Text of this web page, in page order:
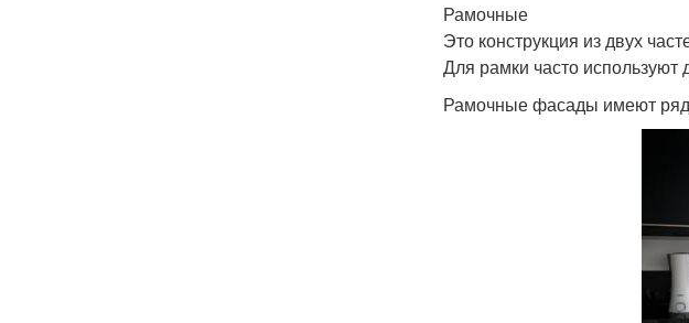
Рамочные
Это конструкция из двух
Для рамки часто
Рамочные фасады имеют